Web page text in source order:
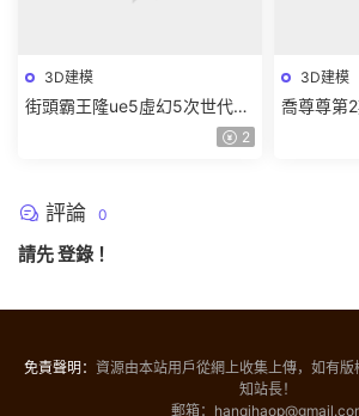
3D建模
街頭霸王隆ue5虛幻5次世代遊
戲角色制作全流程2024【畫質
2
3D建模
喬尊尊第
班2023
評論 0
請先登錄 ！
免責聲明： 資源由本站用戶從網上收集上傳，如有
知站長！
郵箱：